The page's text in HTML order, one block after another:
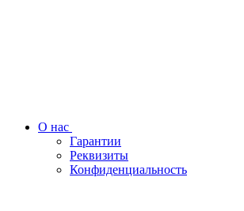
О нас
Гарантии
Реквизиты
Конфиденциальность